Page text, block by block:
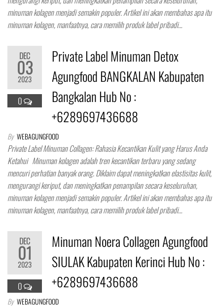
minuman kolagen menjadi semakin populer. Artikel ini akan membahas apa itu
minuman kolagen, manfaatnya, cara memilih produk label pribadi…
DEC
03
2023
0
Private Label Minuman Detox
Agungfood BANGKALAN Kabupaten
Bangkalan Hub No :
+6289697436688
By WEBAGUNGFOOD
Private Label Minuman Collagen: Rahasia Kecantikan Kulit yang Harus Anda
Ketahui Minuman kolagen adalah tren kecantikan terbaru yang sedang
mencuri perhatian banyak orang. Diklaim dapat meningkatkan elastisitas kulit,
mengurangi keriput, dan meningkatkan penampilan secara keseluruhan,
minuman kolagen menjadi semakin populer. Artikel ini akan membahas apa itu
minuman kolagen, manfaatnya, cara memilih produk label pribadi…
DEC
01
2023
0
Minuman Noera Collagen Agungfood
SIULAK Kabupaten Kerinci Hub No :
+6289697436688
By WEBAGUNGFOOD